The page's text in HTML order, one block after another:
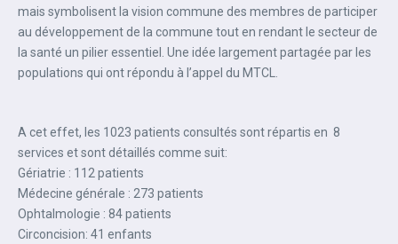
mais symbolisent la vision commune des membres de participer
au développement de la commune tout en rendant le secteur de
la santé un pilier essentiel. Une idée largement partagée par les
populations qui ont répondu à l’appel du MTCL.
A cet effet, les 1023 patients consultés sont répartis en 8
services et sont détaillés comme suit:
Gériatrie : 112 patients
Médecine générale : 273 patients
Ophtalmologie : 84 patients
Circoncision: 41 enfants